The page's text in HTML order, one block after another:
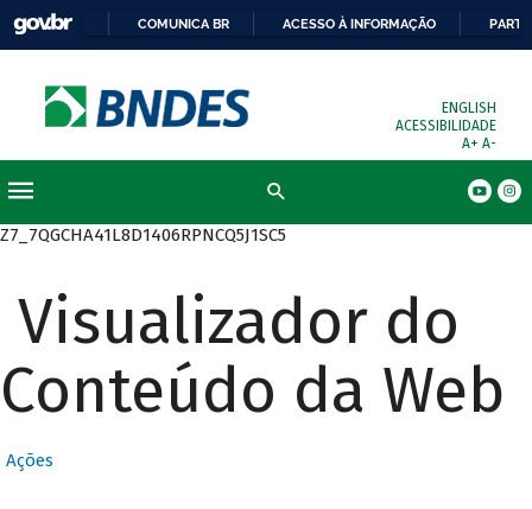
COMUNICA BR ACESSO À INFORMAÇÃO
ENGLISH
ACESSIBILIDADE
A+ A-
Z7_7QGCHA41L8D1406RPNCQ5J1SC5
Visualizador do
Conteúdo da Web
Ações